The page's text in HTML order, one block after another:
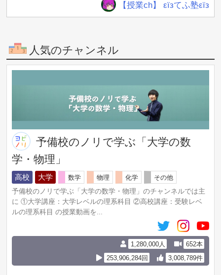
【授業ch】 εïзてふ塾εïз
人気のチャンネル
予備校のノリで学ぶ「大学の数
学・物理」
高校 大学 数学 物理 化学
その他
予備校のノリで学ぶ「大学の数学・物理」のチャンネルでは主
に ①大学講座：大学レベルの理系科目 ②高校講座：受験レベ
ルの理系科目 の授業動画を...
1,280,000人
652本
253,906,284回
3,008,789件